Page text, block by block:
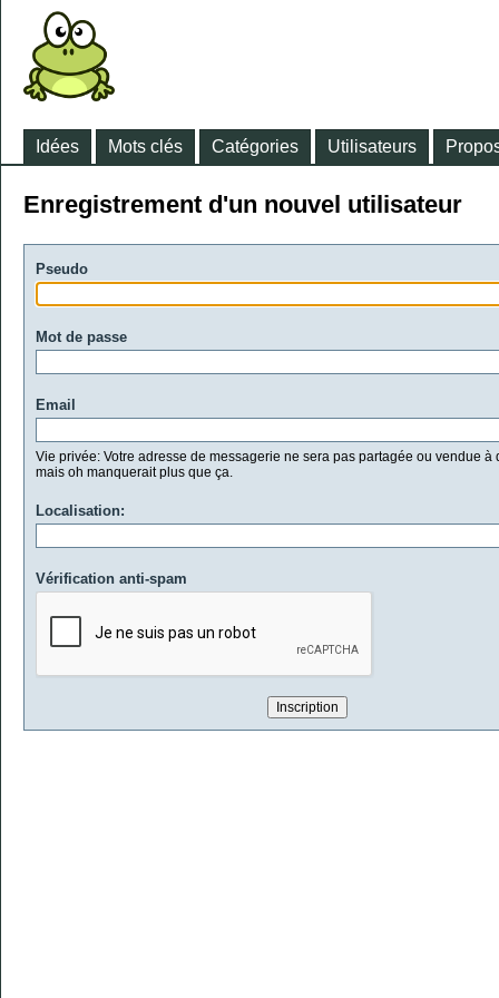
Idées Mots clés Catégories Utilisateurs
Enregistrement d'un nouvel utilisateur
Pseudo
Mot de passe
Email
Vie privée: Votre adresse de messagerie ne sera pas partagée ou vendue à
mais oh manquerait plus que ça.
Localisation:
Vérification anti-spam